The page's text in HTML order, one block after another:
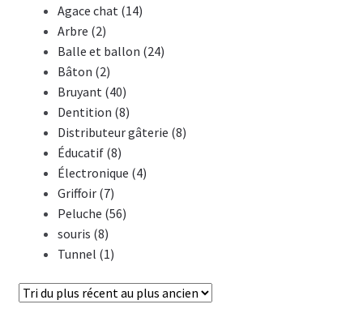
Agace chat (14)
Arbre (2)
Balle et ballon (24)
Bâton (2)
Bruyant (40)
Dentition (8)
Distributeur gâterie (8)
Éducatif (8)
Électronique (4)
Griffoir (7)
Peluche (56)
souris (8)
Tunnel (1)